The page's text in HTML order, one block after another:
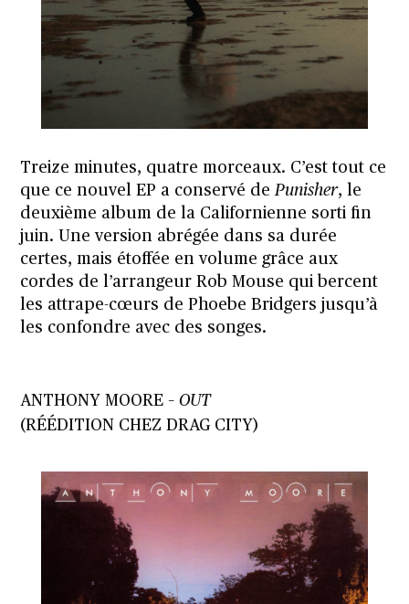
Treize minutes, quatre morceaux. C’est tout ce
que ce nouvel EP a conservé dePunisher, le
deuxième album de la Californienne sorti fin
juin. Une version abrégée dans sa durée
certes, mais étoffée en volume grâce aux
cordes de l’arrangeur Rob Mouse qui bercent
les attrape-cœurs de Phoebe Bridgers jusqu’à
les confondre avec des songes.
ANTHONY MOORE –OUT
(RÉÉDITION CHEZ DRAG CITY)